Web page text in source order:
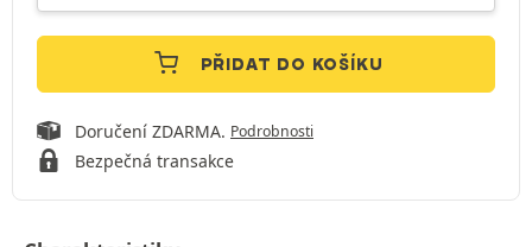
PŘIDAT DO KOŠÍKU
Doručení ZDARMA. Podrobnosti
Bezpečná transakce